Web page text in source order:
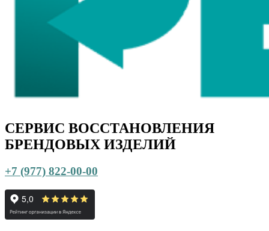
СЕРВИС ВОССТАНОВЛЕНИЯ
БРЕНДОВЫХ ИЗДЕЛИЙ
+7 (977) 822-00-00